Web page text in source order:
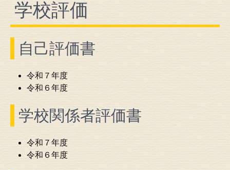
学校評価
自己評価書
令和７年度
令和６年度
学校関係者評価書
令和７年度
令和６年度